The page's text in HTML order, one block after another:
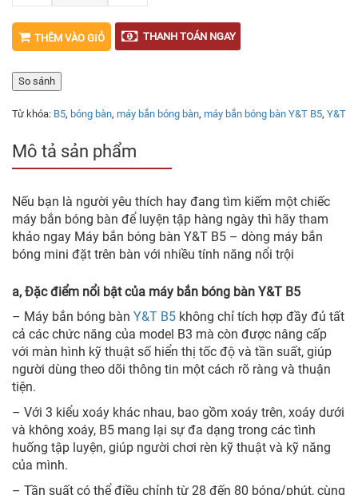
THÊM VÀO GIỎ THANH TOÁN NGAY
So sánh
Từ khóa: B5, bóng bàn, máy bắn bóng bàn, máy bắn bóng bàn Y&T B5, Y&T
Mô tả sản phẩm
Nếu bạn là người yêu thích hay đang tìm kiếm một chiếc
máy bắn bóng bàn để luyện tập hàng ngày thì hãy tham
khảo ngay Máy bắn bóng bàn Y&T B5 – dòng máy bắn
bóng mini đặt trên bàn với nhiều tính năng nổi trội
a, Đặc điểm nổi bật của máy bắn bóng bàn Y&T B5
– Máy bắn bóng bàn Y&T B5 không chỉ tích hợp đầy đủ tất
cả các chức năng của model B3 mà còn được nâng cấp
với màn hình kỹ thuật số hiển thị tốc độ và tần suất, giúp
người dùng theo dõi thông tin một cách rõ ràng và thuận
tiện.
– Với 3 kiểu xoáy khác nhau, bao gồm xoáy trên, xoáy dưới
và không xoáy, B5 mang lại sự đa dạng trong các tình
huống tập luyện, giúp người chơi rèn kỹ thuật và kỹ năng
của mình.
– Tần suất có thể điều chỉnh từ 28 đến 80 bóng/phút, cùng